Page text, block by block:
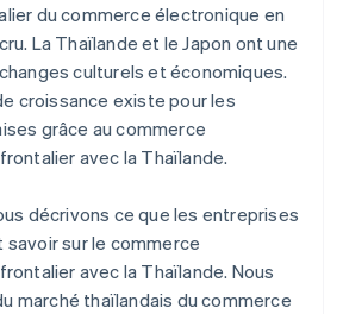
du commerce électronique en
La Thaïlande et le Japon ont une
culturels et économiques.
croissance existe pour les
grâce au commerce
avec la Thaïlande.
décrivons ce que les entreprises
sur le commerce
avec la Thaïlande. Nous
marché thaïlandais du commerce